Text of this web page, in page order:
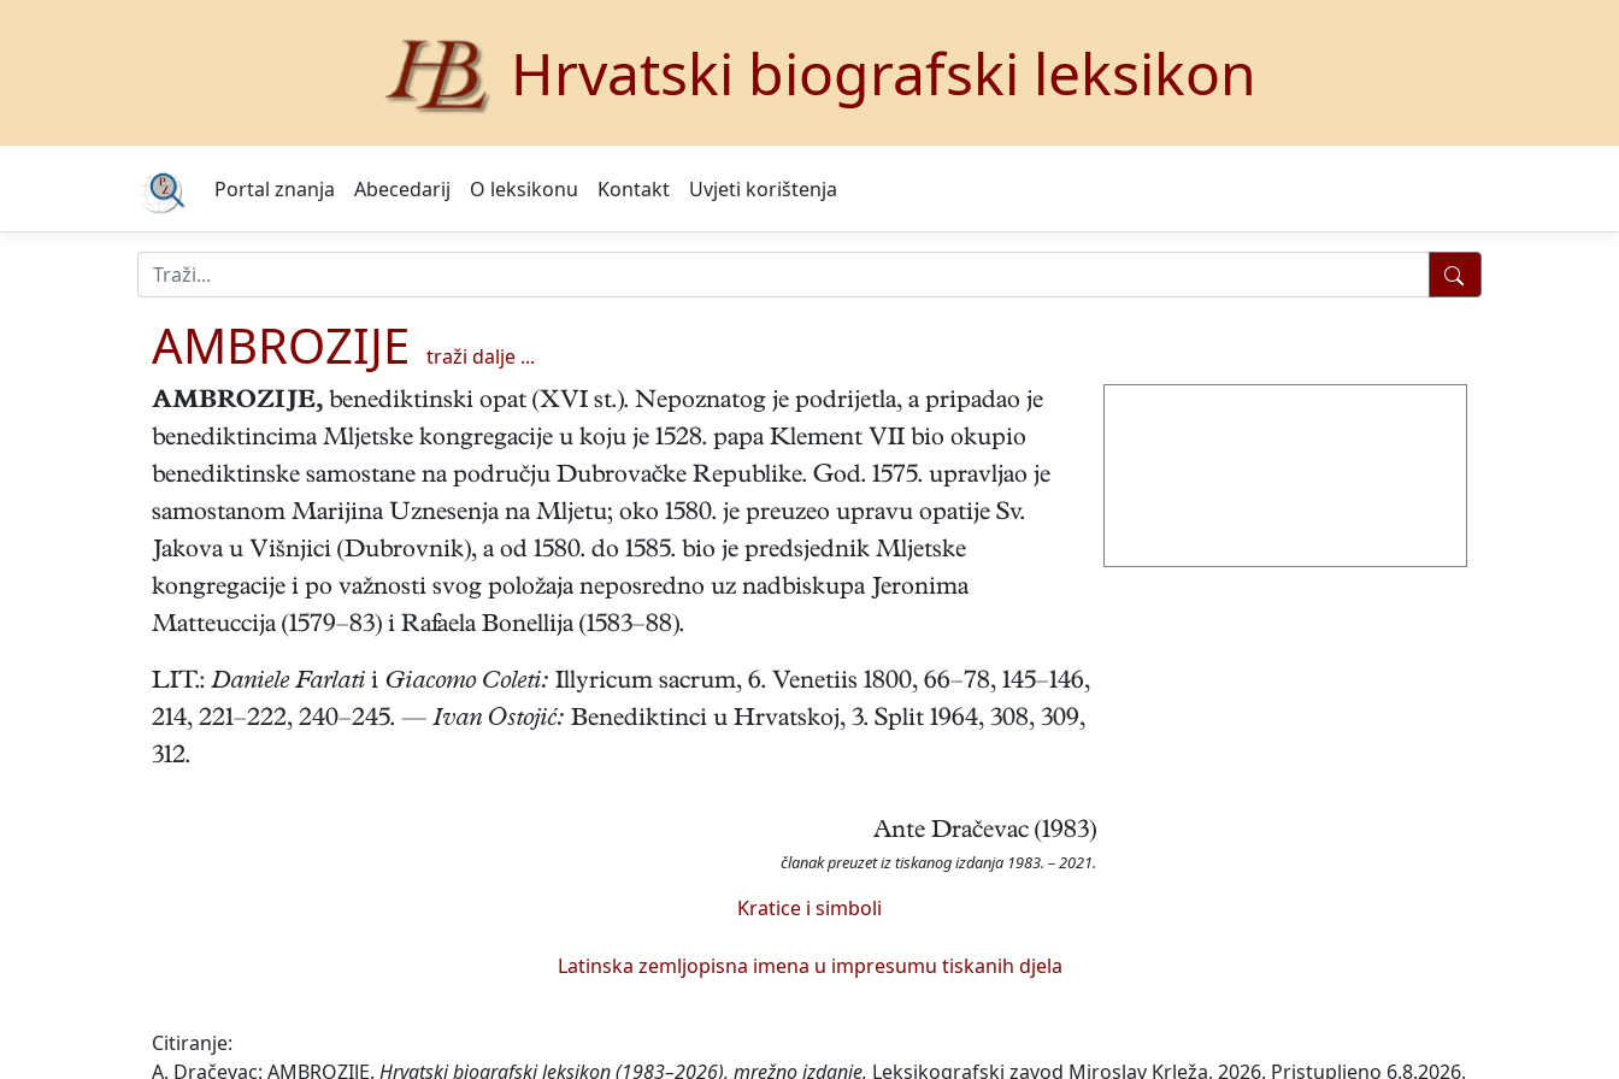
Hrvatski biografski leksikon
Portal znanja Abecedarij O leksikonu Kontakt Uvjeti korištenja
AMBROZIJE traži dalje ...
AMBROZIJE, benediktinski opat (XVI st.). Nepoznatog je podrijetla, a pripadao je
benediktincima Mljetske kongregacije u koju je 1528. papa Klement VII bio okupio
benediktinske samostane na području Dubrovačke Republike. God. 1575. upravljao je
samostanom Marijina Uznesenja na Mljetu; oko 1580. je preuzeo upravu opatije Sv.
Jakova u Višnjici (Dubrovnik), a od 1580. do 1585. bio je predsjednik Mljetske
kongregacije i po važnosti svog položaja neposredno uz nadbiskupa Jeronima
Matteuccija (1579–83) i Rafaela Bonellija (1583–88).
LIT.: Daniele Farlati i Giacomo Coleti: Illyricum sacrum, 6. Venetiis 1800, 66–78, 145–146,
214, 221–222, 240–245. — Ivan Ostojić: Benediktinci u Hrvatskoj, 3. Split 1964, 308, 309,
312.
Ante Dračevac (1983)
članak preuzet iz tiskanog izdanja 1983. – 2021.
Kratice i simboli
Latinska zemljopisna imena u impresumu tiskanih djela
Citiranje:
A. Dračevac: AMBROZIJE. Hrvatski biografski leksikon (1983–2026), mrežno izdanje. Leksikografski zavod Miroslav Krleža, 2026. Pristupljeno 6.8.2026.